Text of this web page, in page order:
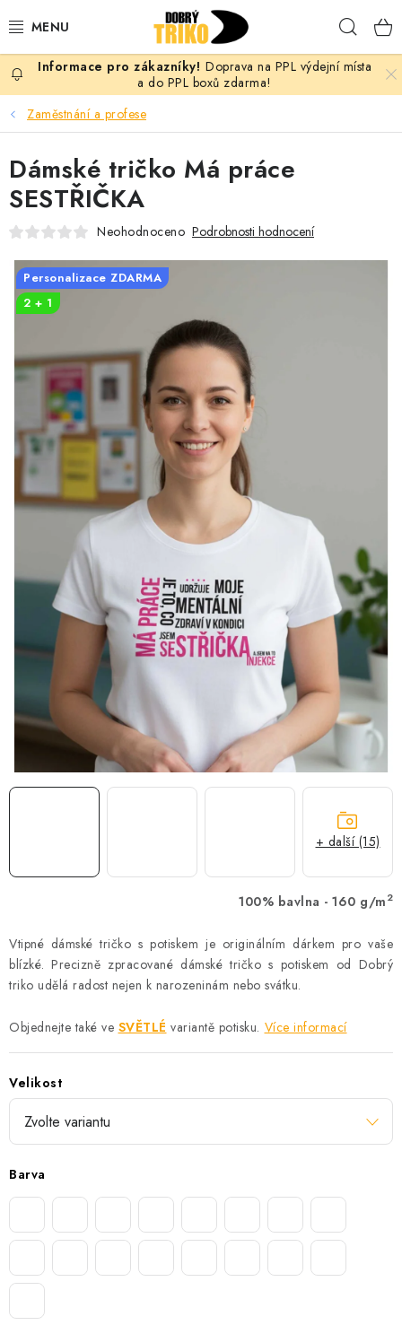
na
PRO ŽENY
PRO MUŽE
PRO DĚTI
PRO PÁRY
VLASTNÍ MOTIV
TRIČKA
MIKINY
OKAMŽITĚ K ODBĚRU
B2B
MÁM SRDCE POMÁHÁM
VÁNOCE
PROVIZNÍ SYSTÉM
Časté otázky
Doprava a platba
Obchodní podmínky
Zásady zpracování ochrany osobních údajů
Napište nám
Kontakty
Doprava na PPL výdejní místa
a do PPL boxů zdarma!
Zaměstnání a profese
100% bavlna - 160 g/m 2
Vtipné dámské tričko s potiskem je originálním dárkem pro vaše
blízké. Precizně zpracované dámské tričko s potiskem od Dobrý
triko udělá radost nejen k narozeninám nebo svátku.
Objednejte také ve SVĚTLÉ variantě potisku. Více informací
Velikost
Barva
Dámské tričko Má práce
SESTŘIČKA
Neohodnoceno Podrobnosti hodnocení
Personalizace ZDARMA
2 + 1
+ další (15)